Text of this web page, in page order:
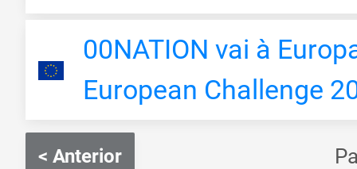
00NATION vai à
European Challenge
< Anterior